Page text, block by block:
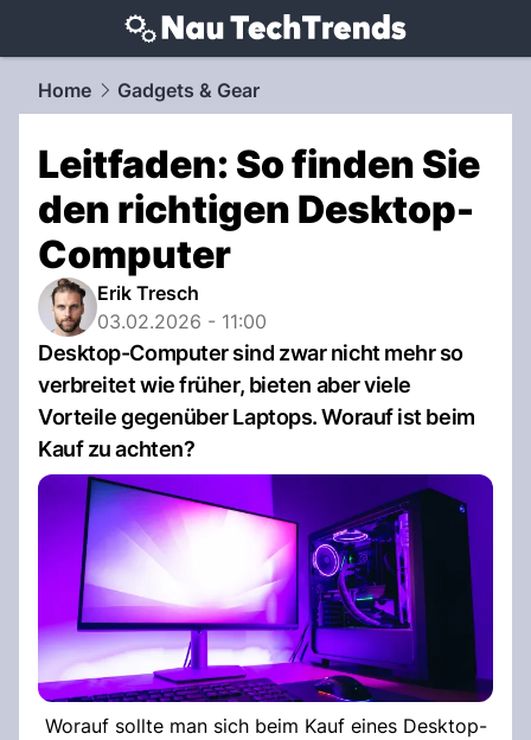
techtrends.NAU.ch
Home Gadgets & Gear
Leitfaden: So finden Sie
den richtigen Desktop-
Computer
Erik Tresch
03.02.2026 - 11:00
Desktop-Computer sind zwar nicht mehr so
verbreitet wie früher, bieten aber viele
Vorteile gegenüber Laptops. Worauf ist beim
Kauf zu achten?
Worauf sollte man sich beim Kauf eines Desktop-